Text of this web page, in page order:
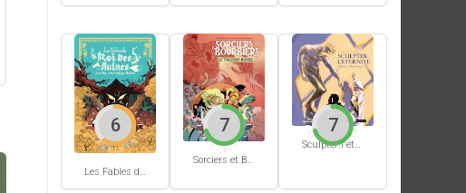
Les Fables du Roi des Aulnes
6
Sorciers et Bourbiers #1
7
Sculpter l'éternité
7